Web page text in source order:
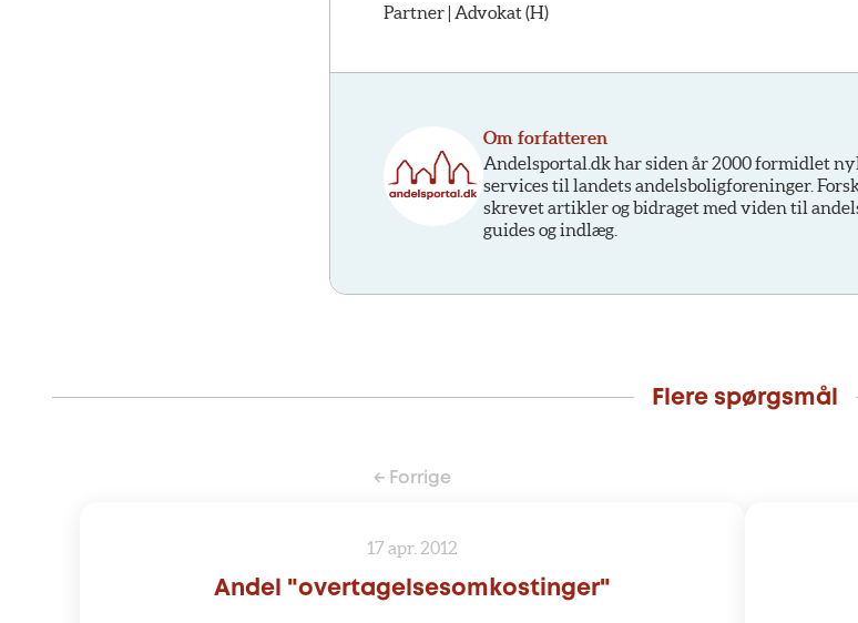
Partner | Advokat (H)
Om forfatteren
Andelsportal.dk har siden år 2000 formidlet
services til landets andelsboligforeninger.
skrevet artikler og bidraget med viden til
guides og indlæg.
Flere spørgsmål
← Forrige
17 apr. 2012
Andel "overtagelsesomkostinger"